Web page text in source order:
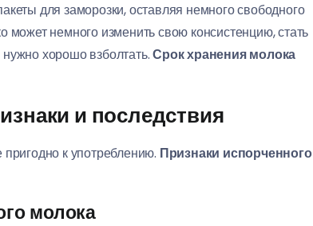
для заморозки, оставляя немного свободного
может немного изменить свою консистенцию, стать
хорошо взболтать.Срок хранения молока
и последствия
к употреблению. Признаки испорченного
молока